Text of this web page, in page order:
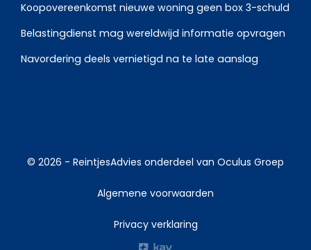
Koopovereenkomst nieuwe woning geen box 3-schuld
Belastingdienst mag wereldwijd informatie opvragen
Navordering deels vernietigd na te late aanslag
© 2026 - ReintjesAdvies onderdeel van Oculus Groep
Algemene voorwaarden
Privacy verklaring